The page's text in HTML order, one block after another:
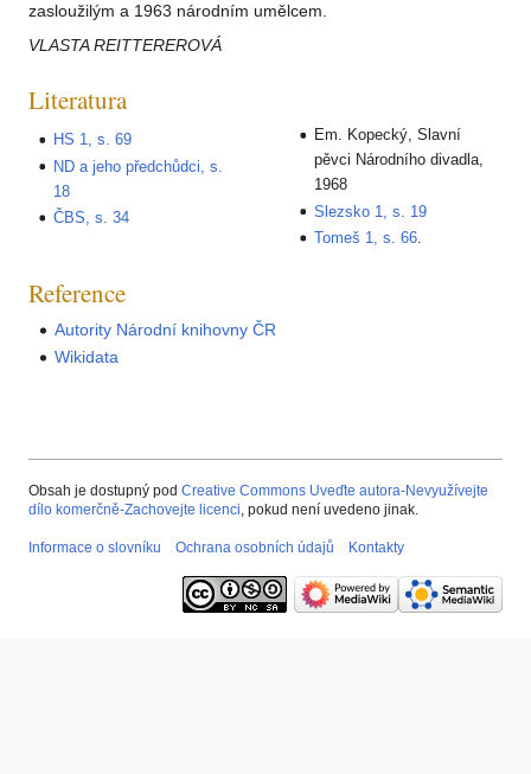
zasloužilým a 1963 národním umělcem.
VLASTA REITTEREROVÁ
Literatura
HS 1, s. 69
ND a jeho předchůdci, s.
18
ČBS, s. 34
Em. Kopecký, Slavní
pěvci Národního divadla,
1968
Slezsko 1, s. 19
Tomeš 1, s. 66
Reference
Autority Národní knihovny ČR
Wikidata
Obsah je dostupný pod Creative Commons Uveďte autora-Nevyužívejte
dílo komerčně-Zachovejte licenci, pokud není uvedeno jinak.
Informace o slovníku Ochrana osobních údajů Kontakty